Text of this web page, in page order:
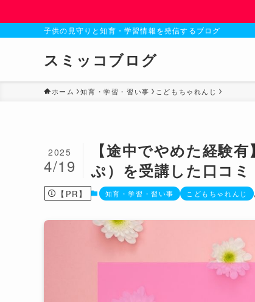
子供の見守りと知育・学習情報を発信するブログ
スミッコブログ
ホーム 知育・学習・習い事 こどもちゃれんじ
【途中でやめた経験
ぷ）を受講した口コ
2025
4/19
【PR】 知育・学習・習い事 こどもちゃれんじ